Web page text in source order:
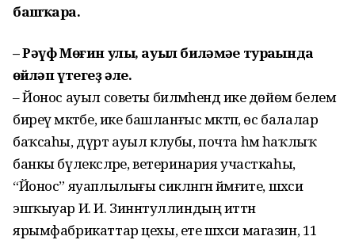
башҡара.
– Рәүф Мөғин улы, ауыл биләмәһе тураһында
һөйләп үтегеҙ әле.
– Йонос ауыл советы биләмәһендә ике дөйөм белем
биреү мәктәбе, ике башланғыс мәктәп, өс балалар
баҡсаһы, дүрт ауыл клубы, почта һәм һаҡлыҡ
банкы бүлексәләре, ветеринария участкаһы,
“Йонос” яуаплылығы сикләнгән йәмғиәте, шәхси
эшҡыуар И. И. Зиннәтуллиндың иттән
ярымфабрикаттар цехы, ете шәхси магазин, 11